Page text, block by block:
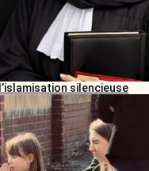
silencieuse